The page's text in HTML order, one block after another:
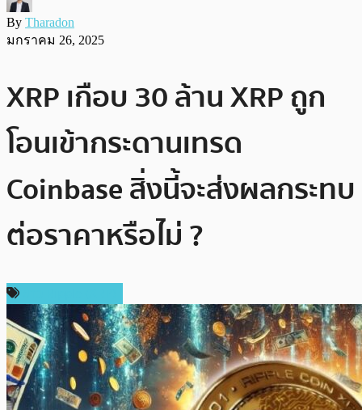
By Tharadon
มกราคม 26, 2025
XRP เกือบ 30 ล้าน XRP ถูก
โอนเข้ากระดานเทรด
Coinbase สิ่งนี้จะส่งผลกระทบ
ต่อราคาหรือไม่ ?